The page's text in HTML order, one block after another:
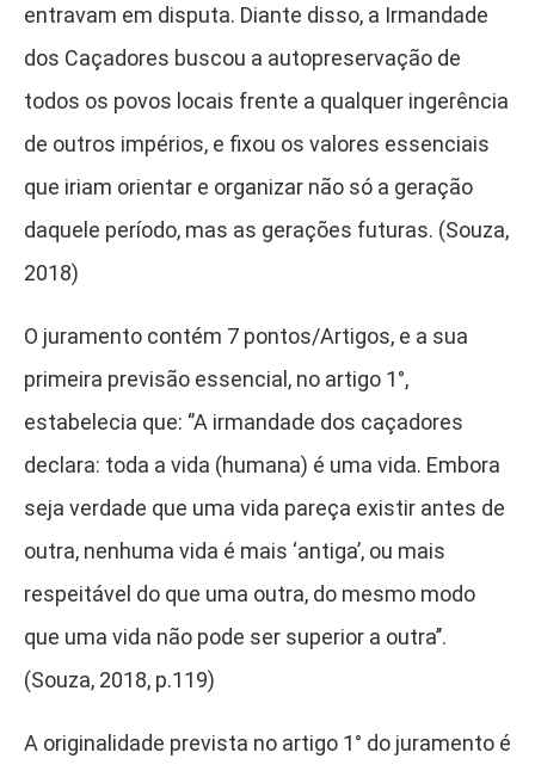
entravam em disputa. Diante disso, a Irmandade
dos Caçadores buscou a autopreservação de
todos os povos locais frente a qualquer ingerência
de outros impérios, e fixou os valores essenciais
que iriam orientar e organizar não só a geração
daquele período, mas as gerações futuras. (Souza,
2018)
O juramento contém 7 pontos/Artigos, e a sua
primeira previsão essencial, no artigo 1°,
estabelecia que: ‘’A irmandade dos caçadores
declara: toda a vida (humana) é uma vida. Embora
seja verdade que uma vida pareça existir antes de
outra, nenhuma vida é mais ‘antiga’, ou mais
respeitável do que uma outra, do mesmo modo
que uma vida não pode ser superior a outra’’.
(Souza, 2018, p.119)
A originalidade prevista no artigo 1° do juramento é